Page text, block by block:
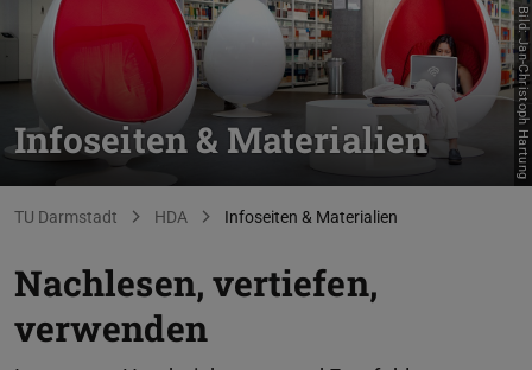
Infoseiten & Materialien Bild: Jan-Christoph Hartung
Sie befinden sich hier:
TU Darmstadt HDA Infoseiten & Materialien
Nachlesen, vertiefen,
verwenden